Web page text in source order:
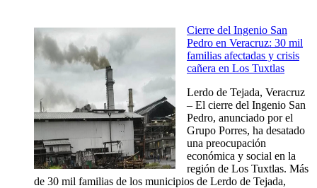
Cierre del Ingenio San
Pedro en Veracruz: 30 mil
familias afectadas y crisis
cañera en Los Tuxtlas
Lerdo de Tejada, Veracruz
– El cierre del Ingenio San
Pedro, anunciado por el
Grupo Porres, ha desatado
una preocupación
económica y social en la
región de Los Tuxtlas. Más
de 30 mil familias de los municipios de Lerdo de Tejada,